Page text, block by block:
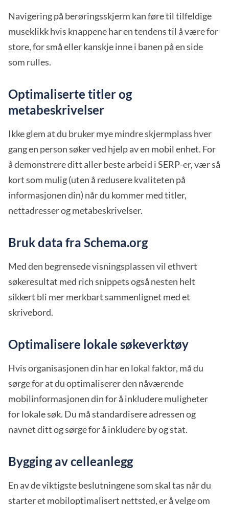
Navigering på berøringsskjerm kan føre til tilfeldige
museklikk hvis knappene har en tendens til å være for
store, for små eller kanskje inne i banen på en side
som rulles.
Optimaliserte titler og
metabeskrivelser
Ikke glem at du bruker mye mindre skjermplass hver
gang en person søker ved hjelp av en mobil enhet. For
å demonstrere ditt aller beste arbeid i SERP-er, vær så
kort som mulig (uten å redusere kvaliteten på
informasjonen din) når du kommer med titler,
nettadresser og metabeskrivelser.
Bruk data fra Schema.org
Med den begrensede visningsplassen vil ethvert
søkeresultat med rich snippets også nesten helt
sikkert bli mer merkbart sammenlignet med et
skrivebord.
Optimalisere lokale søkeverktøy
Hvis organisasjonen din har en lokal faktor, må du
sørge for at du optimaliserer den nåværende
mobilinformasjonen din for å inkludere muligheter
for lokale søk. Du må standardisere adressen og
navnet ditt og sørge for å inkludere by og stat.
Bygging av celleanlegg
En av de viktigste beslutningene som skal tas når du
starter et mobiloptimalisert nettsted, er å velge om